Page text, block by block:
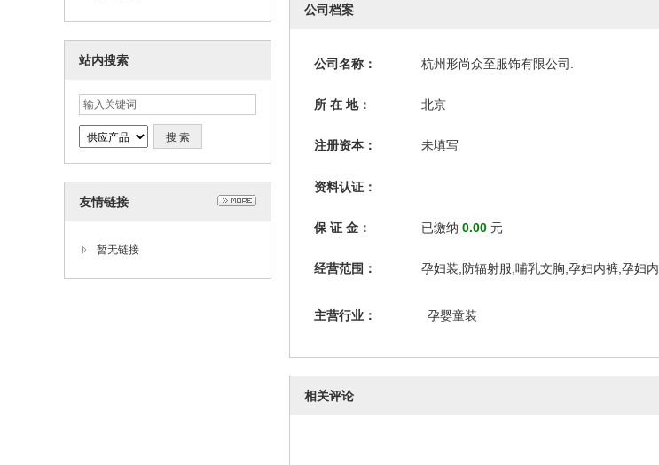
站内搜索
友情链接
暂无链接
公司档案
公司名称： 杭州形尚众至服饰有限公司.
所 在 地： 北京
注册资本： 未填写
资料认证：
保 证 金： 已缴纳 0.00 元
经营范围： 孕妇装,防辐射服,哺乳文胸,孕妇内裤,孕妇
主营行业： 孕婴童装
相关评论